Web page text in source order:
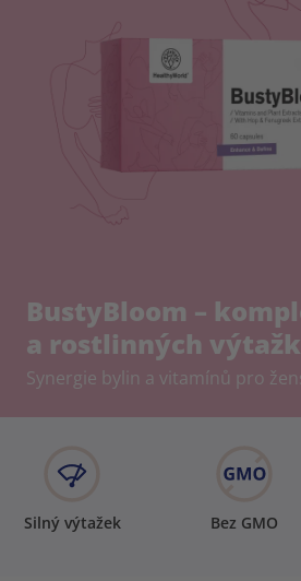
BustyBloom –
a rostlinných
Synergie bylin a vitamínů pro
Silný výtažek Bez GMO